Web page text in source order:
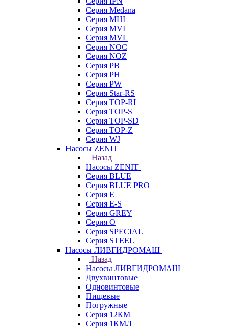
Серия Medana
Серия MHI
Серия MVI
Серия MVL
Серия NOC
Серия NOZ
Серия PB
Серия PH
Серия PW
Серия Star-RS
Серия TOP-RL
Серия TOP-S
Серия TOP-SD
Серия TOP-Z
Серия WJ
Насосы ZENIT
Назад
Насосы ZENIT
Серия BLUE
Серия BLUE PRO
Серия E
Серия E-S
Серия GREY
Серия O
Серия SPECIAL
Серия STEEL
Насосы ЛИВГИДРОМАШ
Назад
Насосы ЛИВГИДРОМАШ
Двухвинтовые
Одновинтовые
Пищевые
Погружные
Серия 12КМ
Серия 1КМЛ